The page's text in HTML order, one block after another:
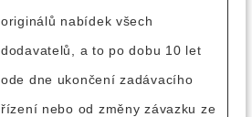
originálů nabídek všech
dodavatelů, a to po dobu 10 let
ode dne ukončení zadávacího
řízení nebo od změny závazku ze